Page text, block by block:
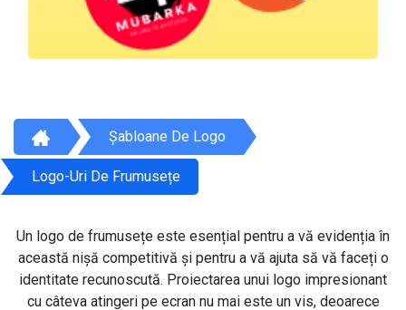
Șabloane De Logo
Logo-Uri De Frumusețe
Un logo de frumusețe este esențial pentru a vă evidenția în
această nișă competitivă și pentru a vă ajuta să vă faceți o
identitate recunoscută. Proiectarea unui logo impresionant
cu câteva atingeri pe ecran nu mai este un vis, deoarece